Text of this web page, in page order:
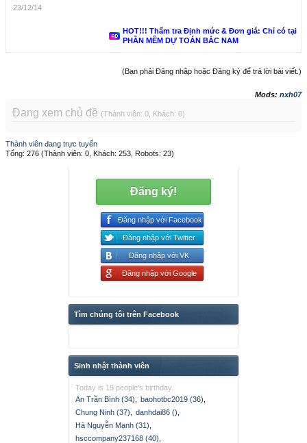
23/12/14
HOT!!! Thẩm tra Định mức & Đơn giá: Chỉ có tại
PHẦN MỀM DỰ TOÁN BẮC NAM
(Bạn phải Đăng nhập hoặc Đăng ký để trả lời bài viết.)
Mods: nxh07
Đang xem chủ đề (Thành viên: 0, Khách: 0)
Thành viên đang trực tuyến
Tổng: 276 (Thành viên: 0, Khách: 253, Robots: 23)
Đăng ký!
Đăng nhập với Facebook
Đăng nhập với Twitter
Đăng nhập với VK
Đăng nhập với Google
Tìm chúng tôi trên Facebook
Sinh nhật thành viên
Today is 19 people's birthday.
An Trần Bình (34)
baohotbc2019 (36)
Chung Ninh (37)
danhdai86 ()
Hà Nguyễn Mạnh (31)
hsccompany237168 (40)